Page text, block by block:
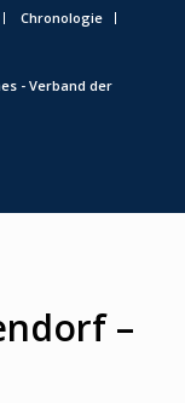
Chronologie
- Verband der
–